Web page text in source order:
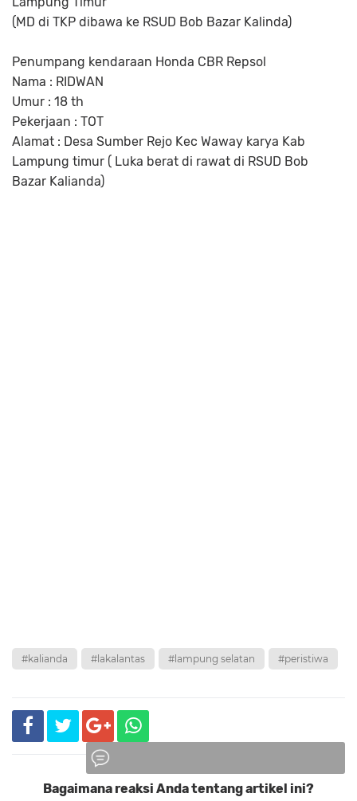
(MD di TKP dibawa ke RSUD Bob Bazar Kalinda)
Penumpang kendaraan Honda CBR Repsol
Nama : RIDWAN
Umur : 18 th
Pekerjaan : TOT
Alamat : Desa Sumber Rejo Kec Waway karya Kab
Lampung timur ( Luka berat di rawat di RSUD Bob
Bazar Kalianda)
#kalianda #lakalantas #lampung selatan #peristiwa
Komentar
Bagaimana reaksi Anda tentang artikel ini?